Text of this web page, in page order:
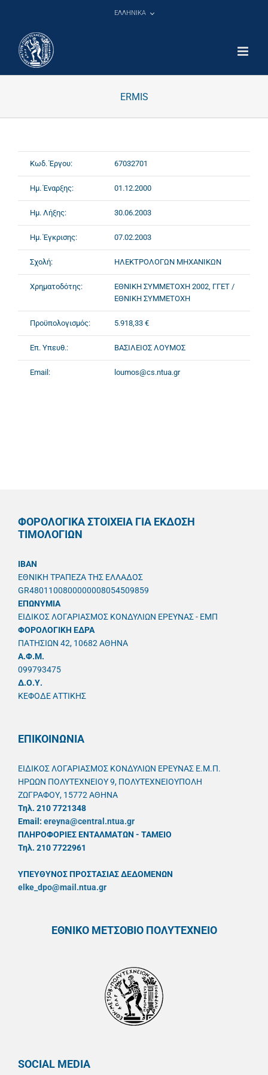
ΕΛΛΗΝΙΚΑ
ERMIS
Κωδ. Έργου: 67032701
Ημ. Έναρξης: 01.12.2000
Ημ. Λήξης: 30.06.2003
Ημ. Έγκρισης: 07.02.2003
Σχολή: ΗΛΕΚΤΡΟΛΟΓΩΝ ΜΗΧΑΝΙΚΩΝ
Χρηματοδότης:
ΕΘΝΙΚΗ ΣΥΜΜΕΤΟΧΗ 2002, ΓΓΕΤ /
ΕΘΝΙΚΗ ΣΥΜΜΕΤΟΧΗ
Προϋπολογισμός: 5.918,33 €
Επ. Υπευθ.: ΒΑΣΙΛΕΙΟΣ ΛΟΥΜΟΣ
Email: loumos@cs.ntua.gr
ΦΟΡΟΛΟΓΙΚΑ ΣΤΟΙΧΕΙΑ ΓΙΑ ΕΚΔΟΣΗ
ΤΙΜΟΛΟΓΙΩΝ
IBAN
ΕΘΝΙΚΗ ΤΡΑΠΕΖΑ ΤΗΣ ΕΛΛΑΔΟΣ
GR4801100800000008054509859
ΕΠΩΝΥΜΙΑ
ΕΙΔΙΚΟΣ ΛΟΓΑΡΙΑΣΜΟΣ ΚΟΝΔΥΛΙΩΝ ΕΡΕΥΝΑΣ - ΕΜΠ
ΦΟΡΟΛΟΓΙΚΗ ΕΔΡΑ
ΠΑΤΗΣΙΩΝ 42, 10682 ΑΘΗΝΑ
A.Φ.Μ.
099793475
Δ.Ο.Υ.
ΚΕΦΟΔΕ ΑΤΤΙΚΗΣ
ΕΠΙΚΟΙΝΩΝΙΑ
ΕΙΔΙΚΟΣ ΛΟΓΑΡΙΑΣΜΟΣ ΚΟΝΔΥΛΙΩΝ ΕΡΕΥΝΑΣ Ε.Μ.Π.
ΗΡΩΩΝ ΠΟΛΥΤΕΧΝΕΙΟΥ 9, ΠΟΛΥΤΕΧΝΕΙΟΥΠΟΛΗ
ΖΩΓΡΑΦΟΥ, 15772 ΑΘΗΝΑ
Τηλ. 210 7721348
Email: ereyna@central.ntua.gr
ΠΛΗΡΟΦΟΡΙΕΣ ΕΝΤΑΛΜΑΤΩΝ - ΤΑΜΕΙΟ
Τηλ. 210 7722961
ΥΠΕΥΘYΝΟΣ ΠΡΟΣΤΑΣΙΑΣ ΔΕΔΟΜΕΝΩΝ
elke_dpo@mail.ntua.gr
ΕΘΝΙΚΟ ΜΕΤΣΟΒΙΟ ΠΟΛΥΤΕΧΝΕΙΟ
SOCIAL MEDIA